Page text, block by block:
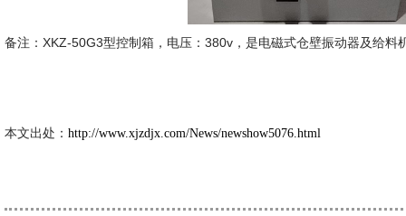
备注：XKZ-50G3型控制箱，电压：380v，是电磁式仓壁振动器及给料
本文出处： http://www.xjzdjx.com/News/newshow5076.html